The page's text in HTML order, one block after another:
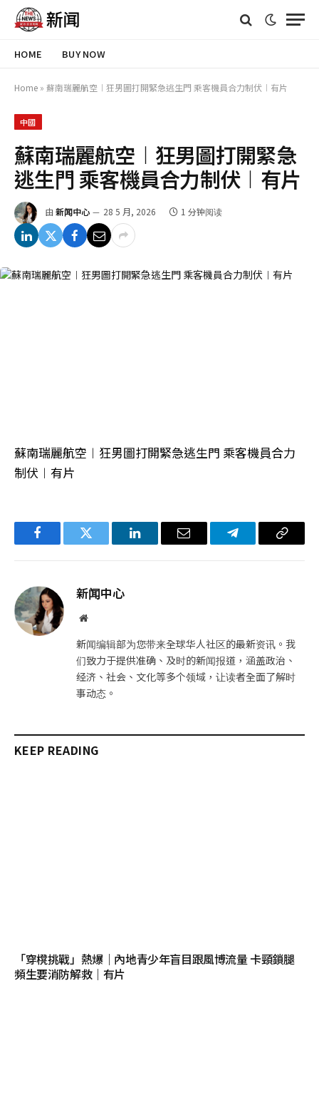
HOME BUY NOW
Home » 蘇南瑞麗航空︱狂男圖打開緊急逃生門 乘客機員合力制伏︱有片
中國
蘇南瑞麗航空︱狂男圖打開緊急
逃生門 乘客機員合力制伏︱有片
由 新闻中心 28 5 月, 2026 1 分钟阅读
蘇南瑞麗航空︱狂男圖打開緊急逃生門 乘客機員合力
制伏︱有片
FacebookTwitter LinkedIn电
Telegram复
新闻中心
网
新闻编辑部为您带来全球华人社区的最新资讯。我
们致力于提供准确、及时的新闻报道，涵盖政治、
经济、社会、文化等多个领域，让读者全面了解时
事动态。
KEEP READING
「穿櫈挑戰」熱爆｜內地青少年盲目跟風博流量 卡頸鎖腿
頻生要消防解救｜有片